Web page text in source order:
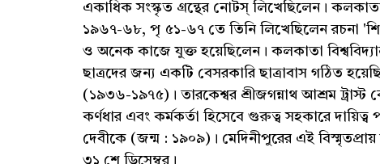
একাধিক সংস্কৃত গ্রন্থের নোটস্ লিখেছিলেন। কলকাতা
১৯৬৭-৬৮, পৃ ৫১-৬৭ তে তিনি লিখেছিলেন রচনা
ও অনেক কাজে যুক্ত হয়েছিলেন। কলকাতা
ছাত্রদের জন্য একটি বেসরকারি ছাত্রাবাস গঠিত
(১৯৩৬-১৯৭৫)। তারকেশ্বর শ্রীজগন্নাথ আশ্রম ট্রাস্ট
কর্ণধার এবং কর্মকর্তা হিসেবে গুরুত্ব সহকারে
দেবীকে (জন্ম : ১৯০৯)। মেদিনীপুরের এই